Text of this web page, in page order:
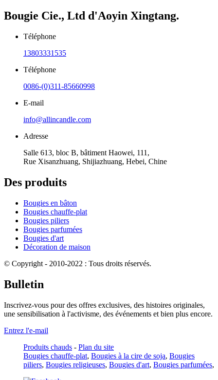
Bougie Cie., Ltd d'Aoyin Xingtang.
Téléphone
13803331535
Téléphone
0086-(0)311-85660998
E-mail
info@allincandle.com
Adresse
Salle 613, bloc B, bâtiment Haowei, 111,
Rue Xisanzhuang, Shijiazhuang, Hebei, Chine
Des produits
Bougies en bâton
Bougies chauffe-plat
Bougies piliers
Bougies parfumées
Bougies d'art
Décoration de maison
© Copyright - 2010-2022 : Tous droits réservés.
Bulletin
Inscrivez-vous pour des offres exclusives, des histoires originales,
une sensibilisation à l'activisme, des événements et bien plus encore.
Entrez l'e-mail
Produits chauds - Plan du site
Bougies chauffe-plat, Bougies à la cire de soja, Bougies
piliers, Bougies religieuses, Bougies d'art, Bougies parfumées,